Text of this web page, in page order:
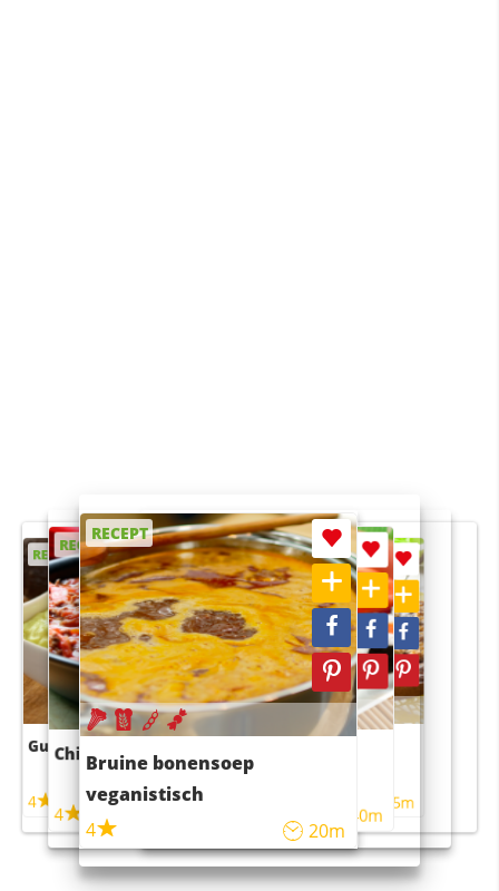
RECEPT
Guacamole
4
RECEPT
Chili con carne
4 45m
RECEPT
Bruine bonensoep
veganistisch
4
20m
RECEPT
Sushi rijstsalade
maaltijdsalade
40m
RECEPT
4 55m